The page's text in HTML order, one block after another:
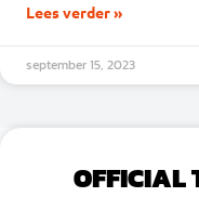
Lees verder »
september 15, 2023
OFFICIAL